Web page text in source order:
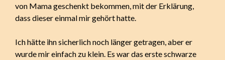
von Mama geschenkt bekommen, mit der Erklärung,
dass dieser einmal mir gehört hatte.
Ich hätte ihn sicherlich noch länger getragen, aber er
wurde mir einfach zu klein. Es war das erste schwarze